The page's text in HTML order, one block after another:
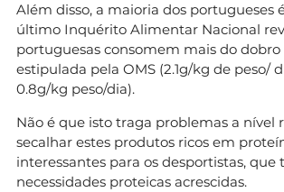
Além disso, a maioria dos portugueses
último Inquérito Alimentar Nacional
portuguesas consomem mais do
estipulada pela OMS (2.1g/kg de peso/
0.8g/kg peso/dia).
Não é que isto traga problemas a nível
secalhar estes produtos ricos em
interessantes para os desportistas, que
necessidades proteicas acrescidas.